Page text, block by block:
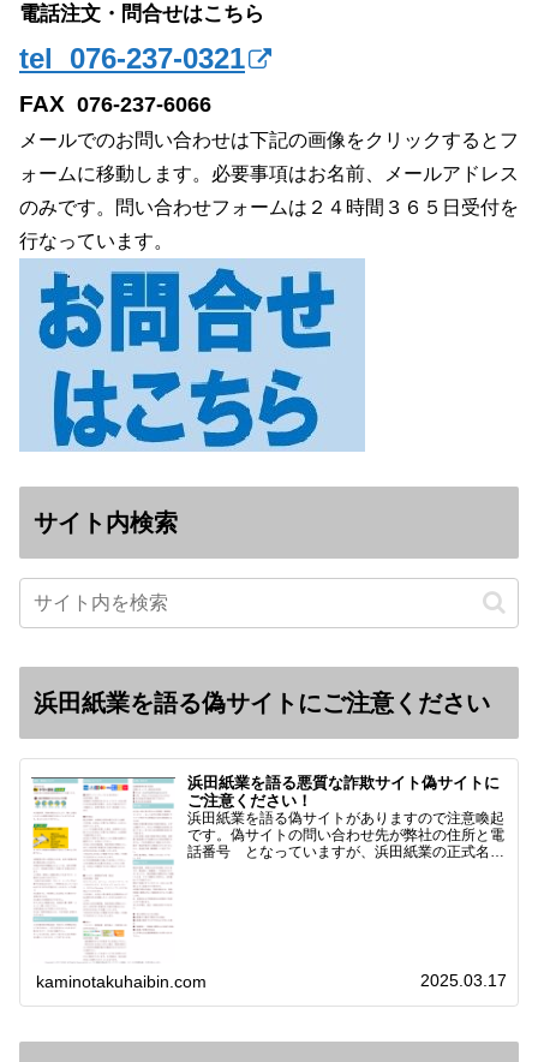
電話注文・問合せはこちら
tel 076-237-0321
FAX 076-237-6066
メールでのお問い合わせは下記の画像をクリックするとフ
ォームに移動します。必要事項はお名前、メールアドレス
のみです。問い合わせフォームは２４時間３６５日受付を
行なっています。
サイト内検索
浜田紙業を語る偽サイトにご注意ください
浜田紙業を語る悪質な詐欺サイト偽サイトに
ご注意ください！
浜田紙業を語る偽サイトがありますので注意喚起
です。偽サイトの問い合わせ先が弊社の住所と電
話番号 となっていますが、浜田紙業の正式名称
kaminotakuhaibin.com 2025.03.17